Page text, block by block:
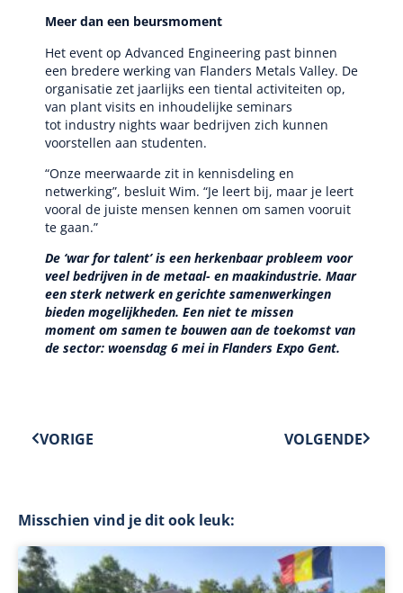
Meer dan een beursmoment
Het event op Advanced Engineering past binnen
een bredere werking van Flanders Metals Valley. De
organisatie zet jaarlijks een tiental activiteiten op,
van plant visits en inhoudelijke seminars
tot industry nights waar bedrijven zich kunnen
voorstellen aan studenten.
“Onze meerwaarde zit in kennisdeling en
netwerking”, besluit Wim. “Je leert bij, maar je leert
vooral de juiste mensen kennen om samen vooruit
te gaan.”
De ‘war for talent’ is een herkenbaar probleem voor
veel bedrijven in de metaal- en maakindustrie. Maar
een sterk netwerk en gerichte samenwerkingen
bieden mogelijkheden. Een niet te missen
moment om samen te bouwen aan de toekomst van
de sector: woensdag 6 mei in Flanders Expo Gent.
VORIGE VOLGENDE
Misschien vind je dit ook leuk: